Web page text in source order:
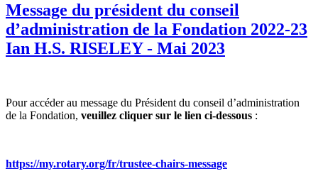
Message du président du conseil
d’administration de la Fondation 2022-23
Ian H.S. RISELEY - Mai 2023
Pour accéder au message du Président du conseil d’administration
de la Fondation, veuillez cliquer sur le lien ci-dessous :
https://my.rotary.org/fr/trustee-chairs-message